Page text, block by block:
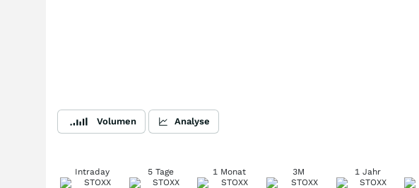
Volumen Analyse
Intraday 5 Tage 1 Monat 3M 1 Jahr